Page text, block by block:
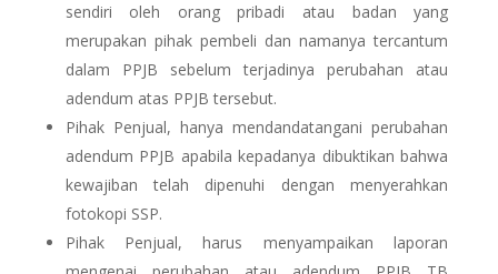
sendiri oleh orang pribadi atau badan yang
merupakan pihak pembeli dan namanya tercantum
dalam PPJB sebelum terjadinya perubahan atau
adendum atas PPJB tersebut.
Pihak Penjual, hanya mendandatangani perubahan
adendum PPJB apabila kepadanya dibuktikan bahwa
kewajiban telah dipenuhi dengan menyerahkan
fotokopi SSP.
Pihak Penjual, harus menyampaikan laporan